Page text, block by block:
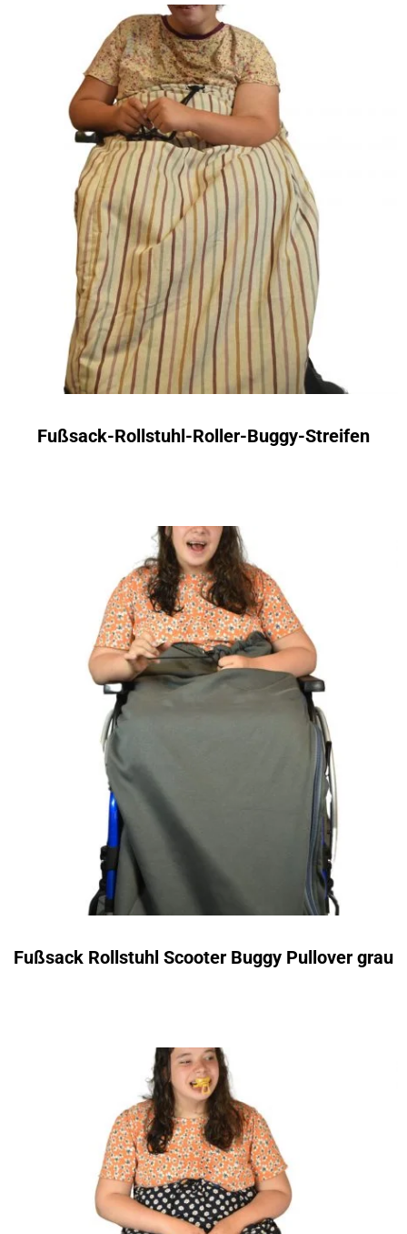
Fußsack-Rollstuhl-Roller-Buggy-Streifen
Fußsack Rollstuhl Scooter Buggy Pullover grau